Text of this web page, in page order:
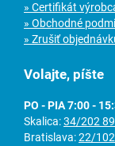
» Certifikát
» Obchodné
» Zrušiť
Volajte, píšte
PO - PIA 7:00 -
Skalica:34/202
Bratislava:22/